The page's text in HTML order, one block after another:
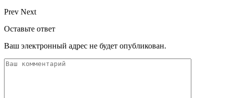
Prev Next
Оставьте ответ
Ваш электронный адрес не будет опубликован.